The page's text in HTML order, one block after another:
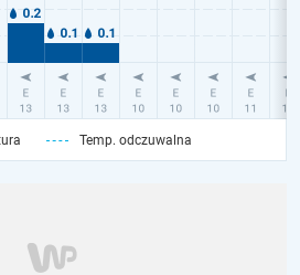
Temp. odczuwalna